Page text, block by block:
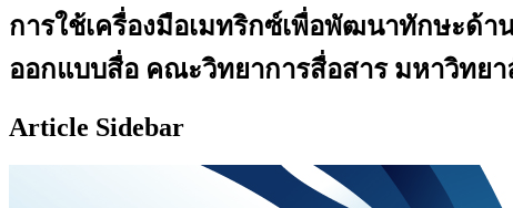
การใช้เครื่องมือเมทริกซ์เพื่อพัฒนาทักษะด้
ออกแบบสื่อ คณะวิทยาการสื่อสาร มหาวิทย
Article Sidebar